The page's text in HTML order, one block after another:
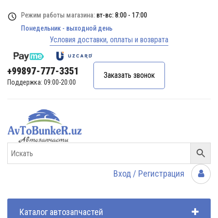
Режим работы магазина: вт-вс: 8:00 - 17:00
Понедельник - выходной день
Условия доставки, оплаты и возврата
+99897-777-3351
Поддержка: 09:00-20:00
Заказать звонок
Вход / Регистрация
Каталог автозапчастей